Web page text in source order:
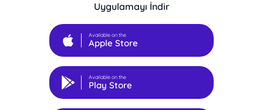
Uygulamayı İndir
Available on the
Apple Store
Available on the
Play Store